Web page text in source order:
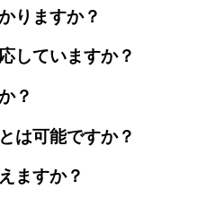
りますか？
していますか？
？
は可能ですか？
ますか？